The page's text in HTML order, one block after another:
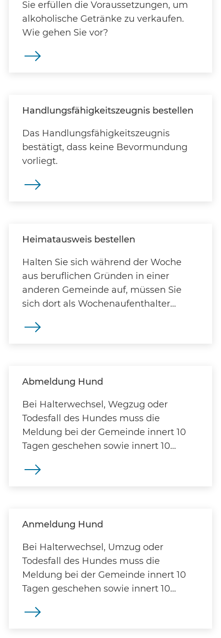
Sie erfüllen die Voraussetzungen, um
alkoholische Getränke zu verkaufen.
Wie gehen Sie vor?
Handlungsfähigkeitszeugnis bestellen
Das Handlungsfähigkeitszeugnis
bestätigt, dass keine Bevormundung
vorliegt.
Heimatausweis bestellen
Halten Sie sich während der Woche
aus beruflichen Gründen in einer
anderen Gemeinde auf, müssen Sie
sich dort als Wochenaufenthalter
einen Heimatausweis.
Abmeldung Hund
Bei Halterwechsel, Wegzug oder
Todesfall des Hundes muss die
Meldung bei der Gemeinde innert 10
Tagen geschehen sowie innert 10
Anmeldung Hund
Bei Halterwechsel, Umzug oder
Todesfall des Hundes muss die
Meldung bei der Gemeinde innert 10
Tagen geschehen sowie innert 10